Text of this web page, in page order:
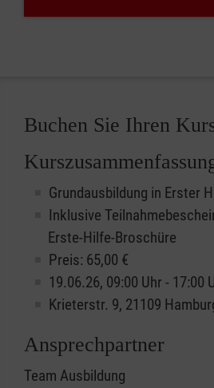
Buchen Sie Ihren
Grundausbildung in Erster
Inklusive
Erste-Hilfe-Broschüre
Preis: 65,00 €
19.06.26, 09:00 Uhr - 17:00
Krieterstr. 9, 21109
Ansprechpartner
Team Ausbildung